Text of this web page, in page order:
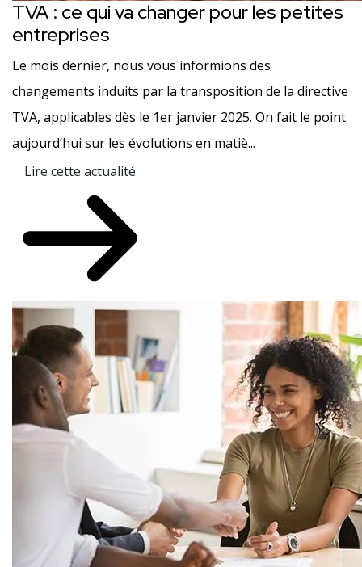
TVA : ce qui va changer pour les petites
entreprises
Le mois dernier, nous vous informions des
changements induits par la transposition de la directive
TVA, applicables dès le 1er janvier 2025. On fait le point
aujourd’hui sur les évolutions en matiè...
Lire cette actualité